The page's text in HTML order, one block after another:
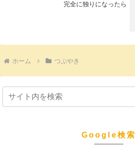
完全に独りになったら
ホーム つぶやき
Google検索